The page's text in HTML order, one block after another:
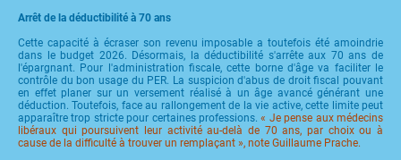
Arrêt de la déductibilité à 70 ans
Cette capacité à écraser son revenu imposable a toutefois été amoindrie
dans le budget 2026. Désormais, la déductibilité s'arrête aux 70 ans de
l'épargnant. Pour l'administration fiscale, cette borne d'âge va faciliter le
contrôle du bon usage du PER. La suspicion d'abus de droit fiscal pouvant
en effet planer sur un versement réalisé à un âge avancé générant une
déduction. Toutefois, face au rallongement de la vie active, cette limite peut
apparaître trop stricte pour certaines professions.« Je pense aux médecins
libéraux qui poursuivent leur activité au-delà de 70 ans, par choix ou à
cause de la difficulté à trouver un remplaçant », note Guillaume Prache.